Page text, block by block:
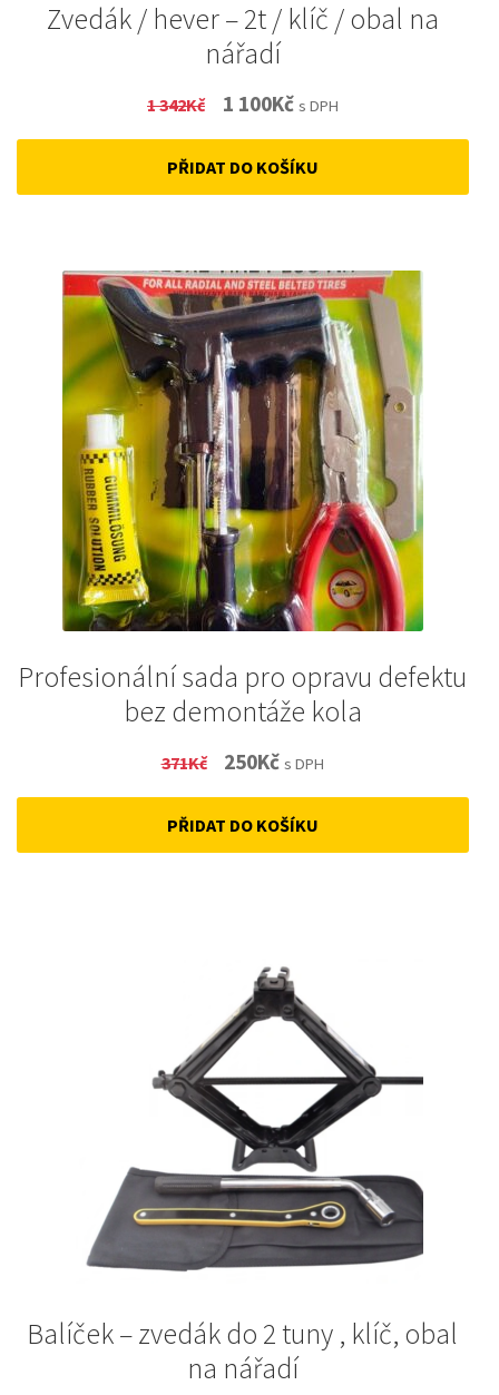
Zvedák / hever – 2t / klíč / obal na
nářadí
1 342Kč
Original
price
was:
1 100KčCurrent
price
is:
s DPH
PŘIDAT DO KOŠÍKU
Profesionální sada pro opravu defektu
bez demontáže kola
371Kč
Original
price
was:
250KčCurrent
price
is:
s DPH
PŘIDAT DO KOŠÍKU
Balíček – zvedák do 2 tuny , klíč, obal
na nářadí